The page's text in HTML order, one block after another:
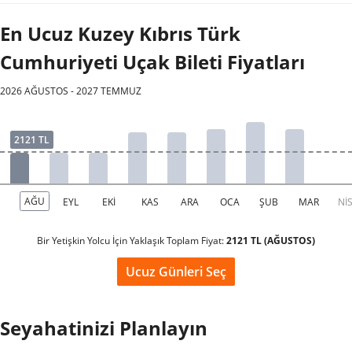
En Ucuz Kuzey Kıbrıs Türk
Cumhuriyeti Uçak Bileti Fiyatları
2026 AĞUSTOS - 2027 TEMMUZ
Bir Yetişkin Yolcu İçin Yaklaşık Toplam Fiyat:2121 TL (AĞUSTOS)
Ucuz Günleri Seç
Seyahatinizi Planlayın